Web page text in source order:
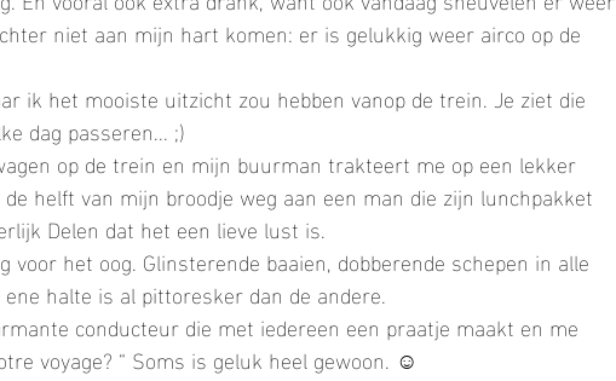
niet aan mijn hart komen: er is gelukkig weer airco op de
ik het mooiste uitzicht zou hebben vanop de trein. Je ziet die
dag passeren... ;)
op de trein en mijn buurman trakteert me op een lekker
helft van mijn broodje weg aan een man die zijn lunchpakket
Delen dat het een lieve lust is.
het oog. Glinsterende baaien, dobberende schepen in alle
halte is al pittoresker dan de andere.
conducteur die met iedereen een praatje maakt en me
voyage? “ Soms is geluk heel gewoon. ☺️